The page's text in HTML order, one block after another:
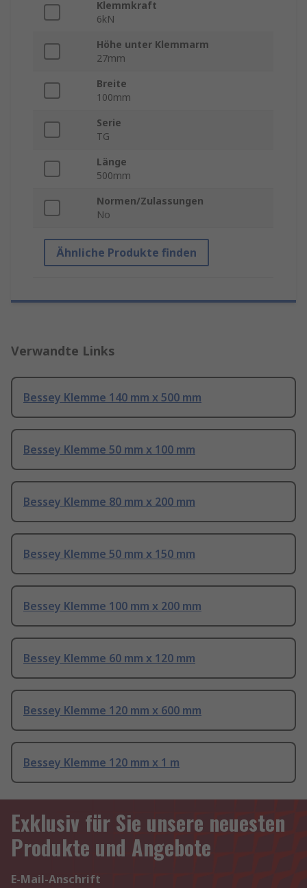
Klemmkraft
6kN
Höhe unter Klemmarm
27mm
Breite
100mm
Serie
TG
Länge
500mm
Normen/Zulassungen
No
Ähnliche Produkte finden
Verwandte Links
Bessey Klemme 140 mm x 500 mm
Bessey Klemme 50 mm x 100 mm
Bessey Klemme 80 mm x 200 mm
Bessey Klemme 50 mm x 150 mm
Bessey Klemme 100 mm x 200 mm
Bessey Klemme 60 mm x 120 mm
Bessey Klemme 120 mm x 600 mm
Bessey Klemme 120 mm x 1 m
Exklusiv für Sie unsere neuesten
Produkte und Angebote
E-Mail-Anschrift